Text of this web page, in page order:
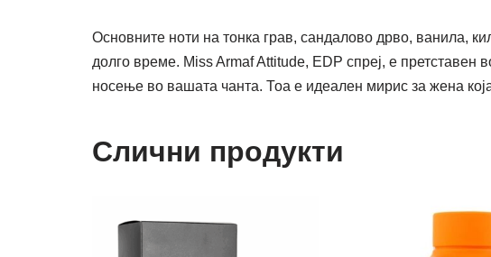
Основните ноти на тонка грав, сандалово дрво, ванила,
долго време. Miss Armaf Attitude, EDP спреј, е
носење во вашата чанта. Тоа е идеален мирис за жена
Слични продукти